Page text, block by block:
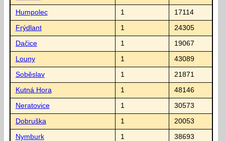
Humpolec 1 17114
Frýdlant 1 24305
Dačice 1 19067
Louny 1 43089
Soběslav 1 21871
Kutná Hora 1 48146
Neratovice 1 30573
Dobruška 1 20053
Nymburk 1 38693